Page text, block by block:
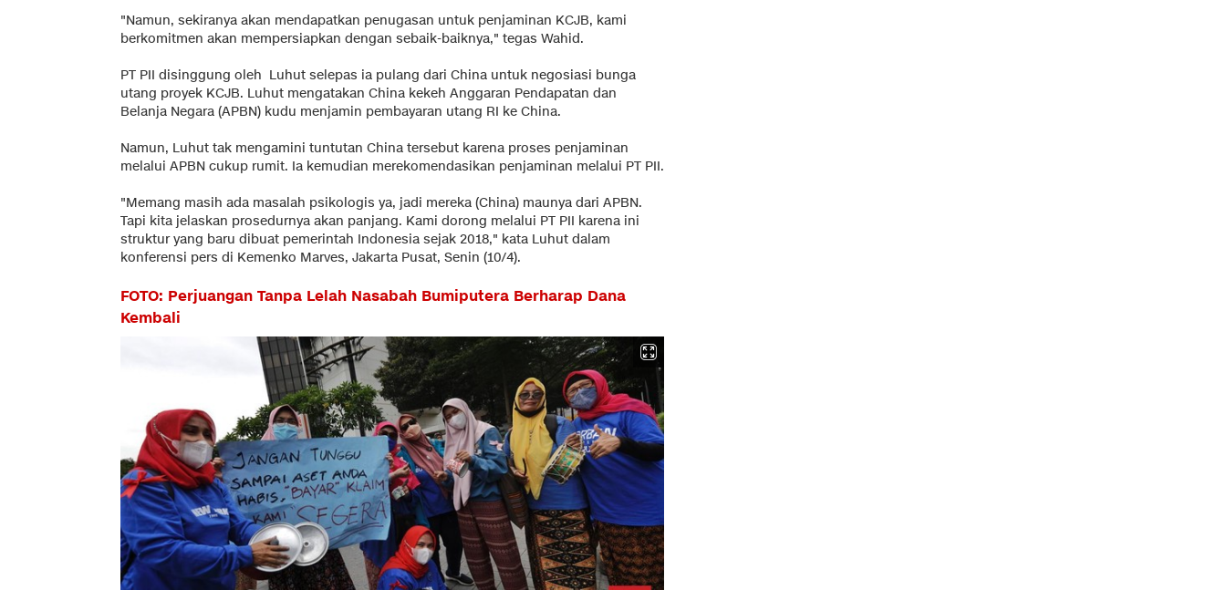
"Namun, sekiranya akan mendapatkan penugasan untuk penjaminan KCJB, kami
berkomitmen akan mempersiapkan dengan sebaik-baiknya," tegas Wahid.
PT PII disinggung oleh Luhut selepas ia pulang dari China untuk negosiasi bunga
utang proyek KCJB. Luhut mengatakan China kekeh Anggaran Pendapatan dan
Belanja Negara (APBN) kudu menjamin pembayaran utang RI ke China.
Namun, Luhut tak mengamini tuntutan China tersebut karena proses penjaminan
melalui APBN cukup rumit. Ia kemudian merekomendasikan penjaminan melalui PT PII.
"Memang masih ada masalah psikologis ya, jadi mereka (China) maunya dari APBN.
Tapi kita jelaskan prosedurnya akan panjang. Kami dorong melalui PT PII karena ini
struktur yang baru dibuat pemerintah Indonesia sejak 2018," kata Luhut dalam
konferensi pers di Kemenko Marves, Jakarta Pusat, Senin (10/4).
FOTO: Perjuangan Tanpa Lelah Nasabah Bumiputera Berharap Dana
Kembali